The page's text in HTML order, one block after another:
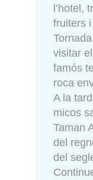
l’hotel,
fruiters
visitar
famós
roca
A la
micos
Taman
del
del